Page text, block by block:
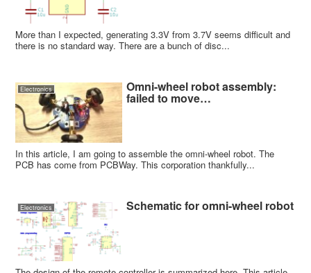
More than I expected, generating 3.3V from 3.7V seems difficult and
there is no standard way. There are a bunch of disc...
Electronics Omni-wheel robot assembly:
failed to move…
In this article, I am going to assemble the omni-wheel robot. The
PCB has come from PCBWay. This corporation thankfully...
Electronics Schematic for omni-wheel robot